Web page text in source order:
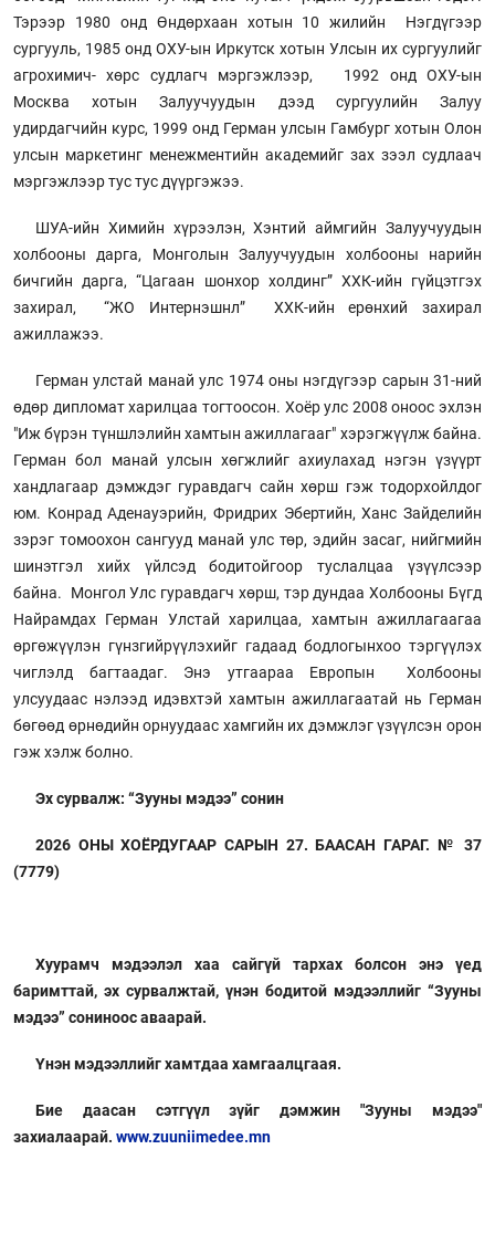
Тэрээр 1980 онд Өндөрхаан хотын 10 жилийн Нэгдүгээр
сургууль, 1985 онд ОХУ-ын Иркутск хотын Улсын их сургуулийг
агрохимич- хөрс судлагч мэргэжлээр, 1992 онд ОХУ-ын
Москва хотын Залуучуудын дээд сургуулийн Залуу
удирдагчийн курс, 1999 онд Герман улсын Гамбург хотын Олон
улсын маркетинг менежментийн академийг зах зээл судлаач
мэргэжлээр тус тус дүүргэжээ.
ШУА-ийн Химийн хүрээлэн, Хэнтий аймгийн Залуучуудын
холбооны дарга, Монголын Залуучуудын холбооны нарийн
бичгийн дарга, “Цагаан шонхор холдинг” ХХК-ийн гүйцэтгэх
захирал, “ЖО Интернэшнл” ХХК-ийн ерөнхий захирал
ажиллажээ.
Герман улстай манай улс 1974 оны нэгдүгээр сарын 31-ний
өдөр дипломат харилцаа тогтоосон. Хоёр улс 2008 оноос эхлэн
"Иж бүрэн түншлэлийн хамтын ажиллагааг" хэрэгжүүлж байна.
Герман бол манай улсын хөгжлийг ахиулахад нэгэн үзүүрт
хандлагаар дэмждэг гуравдагч сайн хөрш гэж тодорхойлдог
юм. Конрад Аденауэрийн, Фридрих Эбертийн, Ханс Зайделийн
зэрэг томоохон сангууд манай улс төр, эдийн засаг, нийгмийн
шинэтгэл хийх үйлсэд бодитойгоор туслалцаа үзүүлсээр
байна. Монгол Улс гуравдагч хөрш, тэр дундаа Холбооны Бүгд
Найрамдах Герман Улстай харилцаа, хамтын ажиллагаагаа
өргөжүүлэн гүнзгийрүүлэхийг гадаад бодлогынхоо тэргүүлэх
чиглэлд багтаадаг. Энэ утгаараа Европын Холбооны
улсуудаас нэлээд идэвхтэй хамтын ажиллагаатай нь Герман
бөгөөд өрнөдийн орнуудаас хамгийн их дэмжлэг үзүүлсэн орон
гэж хэлж болно.
Эх сурвалж: “Зууны мэдээ” сонин
2026 ОНЫ ХОЁРДУГААР САРЫН 27. БААСАН ГАРАГ. № 37
(7779)
Хуурамч мэдээлэл хаа сайгүй тархах болсон энэ үед
баримттай, эх сурвалжтай, үнэн бодитой мэдээллийг “Зууны
мэдээ” сониноос аваарай.
Үнэн мэдээллийг хамтдаа хамгаалцгаая.
Бие даасан сэтгүүл зүйг дэмжин "Зууны мэдээ"
захиалаарай. www.zuuniimedee.mn